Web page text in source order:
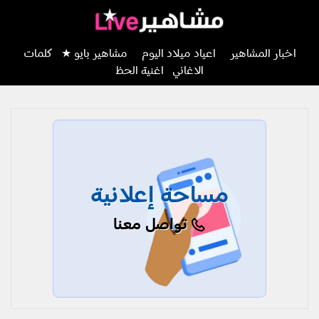
اخبار المشاهير اعياد ميلاد اليوم مشاهير بايو ★
كلمات
الاغاني
اغنية الحظ
مساحة إعلانية
تواصل معنا